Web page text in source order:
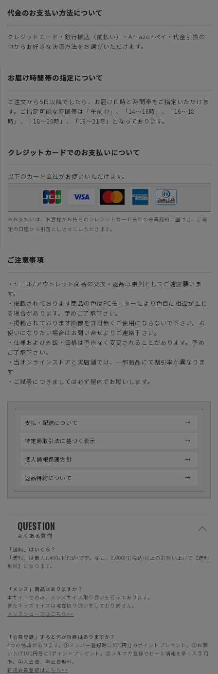
代金のお支払い方法について
クレジットカード・銀行振込（前払い）・Amazonペイ・代金引換の
中からお好きな決済方法をお選びいただけます。
お届け時間帯の指定について
ご注文から5日以降でしたら、お届け日時と時間帯をご指定いただけま
す。ご指定可能な時間帯は「午前中」、「14～16時」、「16～18
時」、「18～20時」、「19～21時」となっております。
クレジットカードでのお支払いについて
以下のカード会社がお使いいただけます。
※お支払いは、お客様がお持ちのクレジットカード会社の会員規約に基づき、ご指
定の口座から引落としさせていただきます。
ご注意事項
・セール/アウトレット商品の交換・返品は原則としてご遠慮願いま
す。
・掲載されております商品の色はPCモニターにより色目に相違が生じ
る場合があります。予めご了承下さい。
・掲載されております画像を許可無くご使用にならないで下さい。お
使いになりたい場合はお問い合せよりご連絡下さい。
・仕様および外観・価格は予告なく変更されることがあります。予め
ご了承下さい。
・当オンラインストアと実店舗では、一部商品にて割引率が異なりま
す
・ご試着につきましては必ず屋内でお願いします。
支払・配送について
特定商取引法に基づく表示
個人情報保護方針
返品特約について
QUESTION
よくある質問
「送料」はいくら？
「送料」は最大1,400円(税込)です。なお、8,000円(税込)以上のお買い上げで【送料
無料】になります。
「メンズ」商品はありますか？
本サイトでのみ、メンズサイズ取り扱いを行っております。
またキッズサイズは現在取り扱いをしておりません。
メンズシューズはこちら>>
「会員登録」すると何か特典はありますか？
4つの特典があります。①メンバー登録時に500円分のポイントプレゼント。②お買
い上げ100円毎に3ポイントプレゼント。③メルマガ登録でセール情報を早く入手可
能。④入会費、年会費無料。
新規会員登録はこちら>>